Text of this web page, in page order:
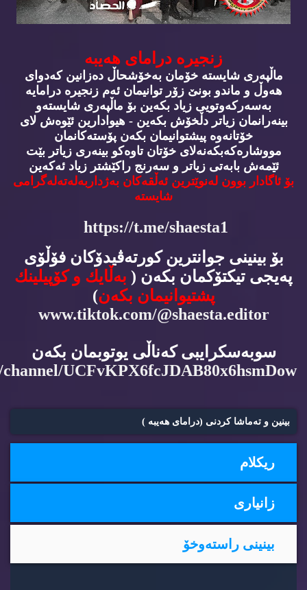
زنجیره‌ درامای هه‌یبه‌
ماڵپه‌ری شایسته‌ خۆمان به‌خۆشحاڵ ده‌زانین كه‌دوای
هه‌وڵ و ماندو بونێ زۆر توانیمان ئه‌م زنجیره‌ درامایه‌
به‌سه‌ركه‌وتویی زیاد بكه‌ین بۆ ماڵپه‌ری شایسته‌و
بینه‌رانمان زیاتر دڵخۆش بكه‌ین - هیوادارین ئێوه‌ش لای
خۆتانه‌وه‌ پیشتوانیمان بكه‌ن پۆسته‌كانمان
مووشاره‌كه‌بكه‌نه‌لای خۆتان تاوه‌كو بینه‌ری زیاتر بێت
ئێمه‌ش بابه‌تی زیاتر و سه‌رنج راكێشتر زیاد ئه‌كه‌ین
بۆ ئاگادار بوون له‌نوێترین ئه‌ڵقه‌كان به‌ژداربه‌له‌ته‌له‌گرامی
شایسته‌
https://t.me/shaesta1
بۆ بینینی جوانترین كورته‌ڤیدۆكان فۆڵۆی
په‌یجی تیكتۆكمان بكه‌ن ( به‌ڵایك و كۆپیلینك
پشتیوانیمان بكه‌ن)
www.tiktok.com/@shaesta.editor
سوبه‌سكرایبی كه‌ناڵی یوتوبمان بكه‌ن
UCFvKPX6fcJDAB80x6hsmDow
بینین و ته‌ماشا كردنی (درامای هه‌یبه‌ )
ریكلام
زانیاری
بینینی راسته‌وخۆ